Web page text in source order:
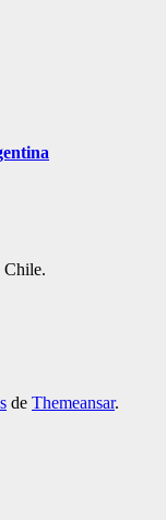
Chile.
de Themeansar.